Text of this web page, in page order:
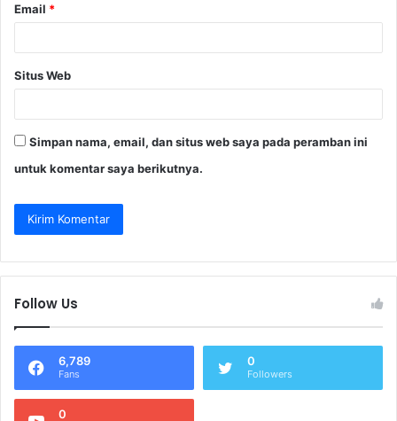
Email *
Situs Web
Simpan nama, email, dan situs web saya pada peramban ini
untuk komentar saya berikutnya.
Follow Us
6,789
Fans
0
Followers
0